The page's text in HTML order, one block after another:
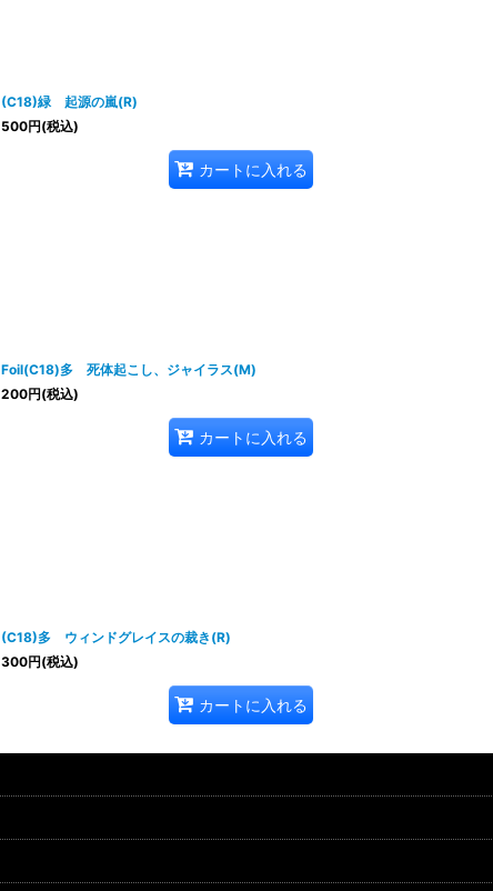
(C18)緑 起源の嵐(R)
500円(税込)
カートに入れる
Foil(C18)多 死体起こし、ジャイラス(M)
200円(税込)
カートに入れる
(C18)多 ウィンドグレイスの裁き(R)
300円(税込)
カートに入れる